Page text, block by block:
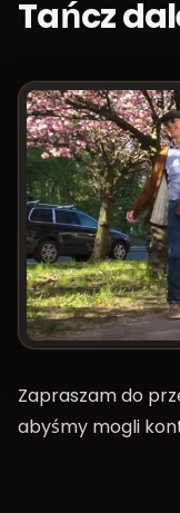
Tańcz
Zapraszam do
abyśmy mogli